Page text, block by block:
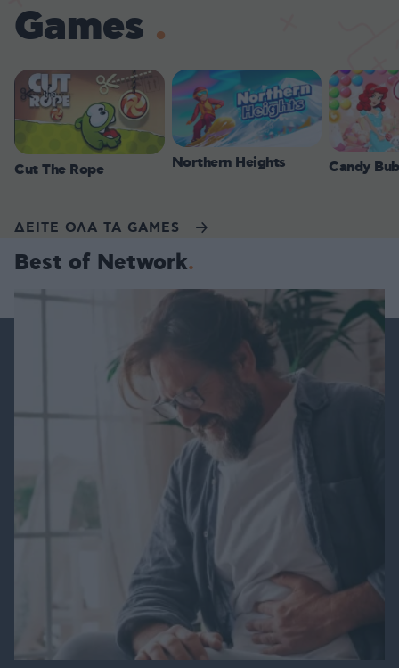
Games
Cut The Rope Northern Heights Candy
ΔΕΙΤΕ ΟΛΑ ΤΑ GAMES
Best of Network